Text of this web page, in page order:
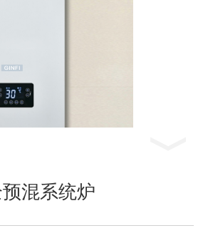
混系统炉